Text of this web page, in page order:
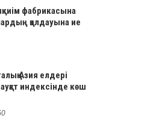
фабрикасына
қолдауына ие
Азия елдері
индексінде көш